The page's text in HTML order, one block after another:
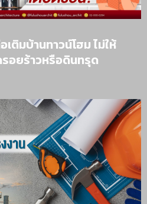
ติมบ้านทาวน์โฮม ไม่ให้
รอยร้าวหรือดินทรุด